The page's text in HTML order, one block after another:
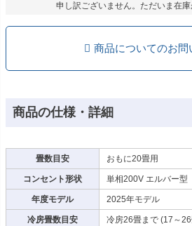
申し訳ございません。ただいま在庫
商品についてのお問
商品の仕様・詳細
畳数目安 おもに20畳用
コンセント形状 単相200V エルバー型
年度モデル 2025年モデル
冷房畳数目安 冷房26畳まで (17～